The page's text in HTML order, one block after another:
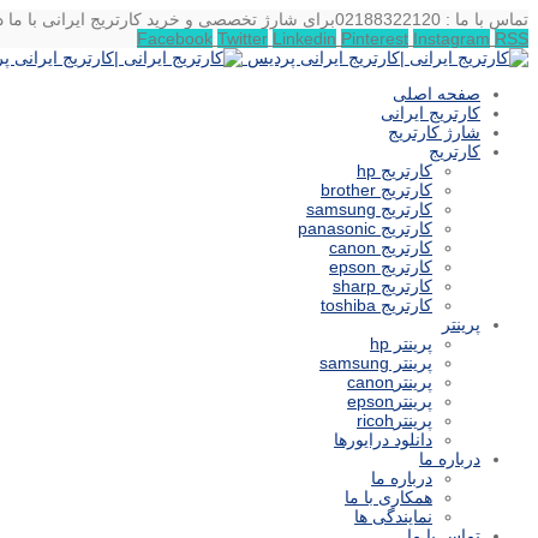
تماس با ما : 02188322120
برای شارژ تخصصی و خرید کارتریج ایرانی با ما
Facebook Twitter Linkedin Pinterest Instagram RSS
صفحه اصلی
کارتریج ایرانی
شارژ کارتریج
کارتریج
کارتریج hp
کارتریج brother
کارتریج samsung
کارتریج panasonic
کارتریج canon
کارتریج epson
کارتریج sharp
کارتریج toshiba
پرینتر
پرینتر hp
پرینتر samsung
پرینترcanon
پرینترepson
پرینترricoh
دانلود درایورها
درباره ما
درباره ما
همکاری با ما
نمایندگی ها